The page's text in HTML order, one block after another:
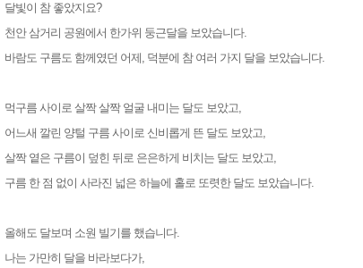
달빛이 참 좋았지요?
천안 삼거리 공원에서 한가위 둥근달을 보았습니다.
바람도 구름도 함께였던 어제, 덕분에 참 여러 가지 달을 보았습니다.
먹구름 사이로 살짝 살짝 얼굴 내미는 달도 보았고,
어느새 깔린 양털 구름 사이로 신비롭게 뜬 달도 보았고,
살짝 옅은 구름이 덮힌 뒤로 은은하게 비치는 달도 보았고,
구름 한 점 없이 사라진 넓은 하늘에 홀로 또렷한 달도 보았습니다.
올해도 달보며 소원 빌기를 했습니다.
나는 가만히 달을 바라보다가,